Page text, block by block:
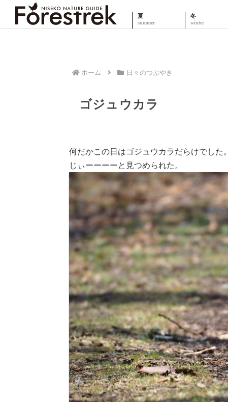
夏 冬
ホーム 日々のつぶやき
ゴジュウカラ
何だかこの日はゴジュウカラだらけでした。
じぃーーーーと見つめられた。